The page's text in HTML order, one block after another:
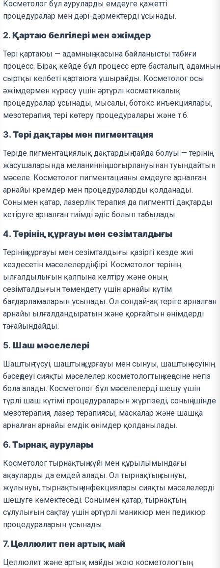
Косметолог бұл ауруларды емдеуге қажетті
процедуралар мен дәрі-дәрмектерді ұсынады.
2.Қартаю белгілері мен әжімдер
Тері қартаюы — адамның жасына байланысты табиғи
процесс. Бірақ кейде бұл процесс ерте басталып, адамның
сыртқы келбеті қартаюға ұшырайды. Косметолог осы
әжімдермен күресу үшін әртүрлі косметикалық
процедуралар ұсынады, мысалы, ботокс инъекциялары,
мезотерапия, тері көтеру процедуралары және т.б.
3.Тері дақтары мен пигментация
Теріде пигментациялық дақтардың пайда болуы — терінің
жасушаларында меланиннің шоғырлануынан туындайтын
мәселе. Косметолог пигментацияны емдеуге арналған
арнайы кремдер мен процедураларды қолданады.
Сонымен қатар, лазерлік терапия да пигментті дақтарды
кетіруге арналған тиімді әдіс болып табылады.
4.Терінің құрғауы мен сезімталдығы
Терінің құрғауы мен сезімталдығы қазіргі кезде жиі
кездесетін мәселелердің бірі. Косметолог терінің
ылғалдылығын қалпына келтіру және оның
сезімталдығын төмендету үшін арнайы күтім
бағдарламаларын ұсынады. Ол сондай-ақ теріге арналған
арнайы ылғалдандыратын және қорғайтын өнімдерді
тағайындайды.
5. Шаш мәселелері
Шаштың түсуі, шаштың құрғауы мен сынуы, шаштың өсуінің
бәсеңдеуі сияқты мәселелер косметологтың кеңесіне негіз
бола алады. Косметолог бұл мәселелерді шешу үшін
түрлі шаш күтімі процедураларын жүргізеді, соның ішінде
мезотерапия, лазер терапиясы, маскалар және шашқа
арналған арнайы емдік өнімдер қолданылады.
6.Тырнақ аурулары
Косметолог тырнақтың күйі мен құрылымындағы
ақауларды да емдей алады. Ол тырнақтың сынуы,
жұлынуы, тырнақтың инфекциялары сияқты мәселелерді
шешуге көмектеседі. Сонымен қатар, тырнақтың
сұлулығын сақтау үшін әртүрлі маникюр мен педикюр
процедураларын ұсынады.
7.Целлюлит пен артық май
Целлюлит және артық майды жою косметологтың